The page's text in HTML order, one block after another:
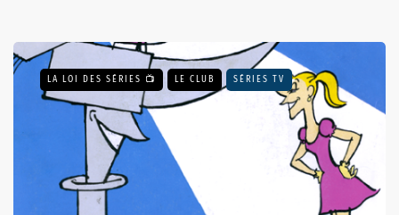
LA LOI DES SÉRIES 📺 LE CLUB SÉRIES TV